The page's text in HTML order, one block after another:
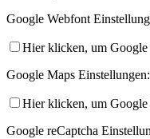
Google Webfont
Hier klicken, um Google
Google Maps Einstellungen:
Hier klicken, um
Google reCaptcha